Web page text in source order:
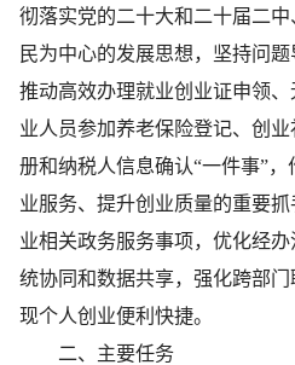
彻落实党的二十大和二十届二
民为中心的发展思想，坚持问
推动高效办理就业创业证申领
业人员参加养老保险登记、创
册和纳税人信息确认“一件事”
业服务、提升创业质量的重要
业相关政务服务事项，优化经
统协同和数据共享，强化跨部
现个人创业便利快捷。
二、主要任务